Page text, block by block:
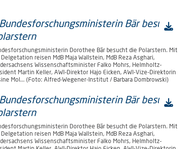
Dorothee Bär besucht die Polarstern. Mit
reisen MdB Maja Wallstein, MdB Reza Asghari,
Wissenschaftsminister Falko Mohrs, Helmholtz-
Martin Keller, AWI-Direktor Hajo Eicken, AWI-Vize-Direktorin
Mol... (Foto: Alfred-Wegener-Institut / Barbara Dombrowski)
Dorothee Bär besucht die Polarstern. Mit
reisen MdB Maja Wallstein, MdB Reza Asghari,
Wissenschaftsminister Falko Mohrs, Helmholtz-